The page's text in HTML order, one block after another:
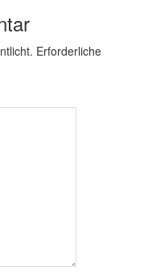
Erforderliche